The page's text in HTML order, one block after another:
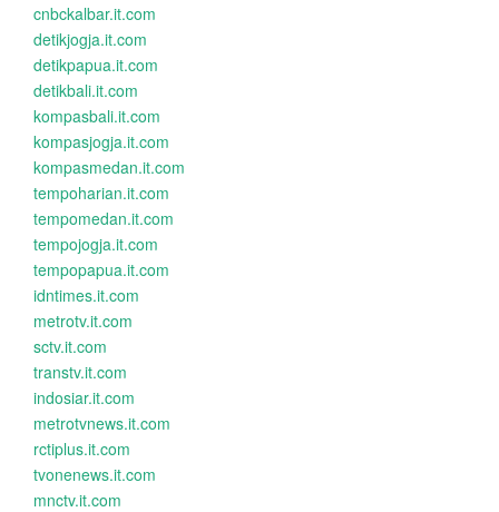
cnbckalbar.it.com
detikjogja.it.com
detikpapua.it.com
detikbali.it.com
kompasbali.it.com
kompasjogja.it.com
kompasmedan.it.com
tempoharian.it.com
tempomedan.it.com
tempojogja.it.com
tempopapua.it.com
idntimes.it.com
metrotv.it.com
sctv.it.com
transtv.it.com
indosiar.it.com
metrotvnews.it.com
rctiplus.it.com
tvonenews.it.com
mnctv.it.com